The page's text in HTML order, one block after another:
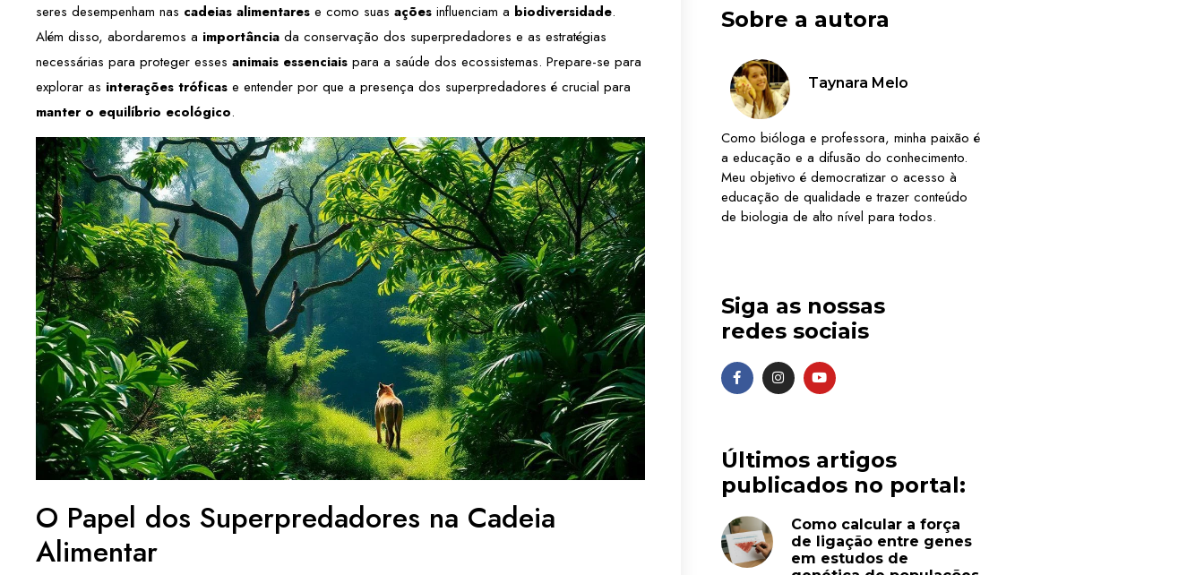
seres desempenham nas cadeias alimentares e como suas ações influenciam a biodiversidade.
Além disso, abordaremos a importância da conservação dos superpredadores e as estratégias
necessárias para proteger esses animais essenciais para a saúde dos ecossistemas. Prepare-se para
explorar as interações tróficas e entender por que a presença dos superpredadores é crucial para
manter o equilíbrio ecológico.
O Papel dos Superpredadores na Cadeia
Alimentar
Sobre a autora
Taynara Melo
Como bióloga e professora, minha paixão é
a educação e a difusão do conhecimento.
Meu objetivo é democratizar o acesso à
educação de qualidade e trazer conteúdo
de biologia de alto nível para todos.
Siga as nossas
redes sociais
Últimos artigos
publicados no portal:
Como calcular a força
de ligação entre genes
em estudos de